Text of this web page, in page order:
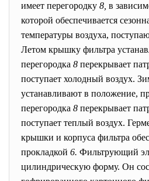
имеет перегородку 8, в
которой обеспечивается
температуры воздуха,
Летом крышку фильтра
перегородка 8 перекрывает
поступает холодный воздух.
устанавливают в положение,
перегородка 8 перекрывает
поступает теплый воздух.
крышки и корпуса фильтра
прокладкой 6. Фильтрующий
цилиндрическую форму. Он